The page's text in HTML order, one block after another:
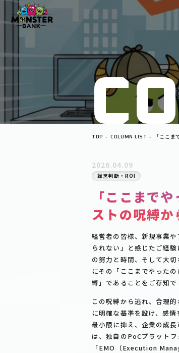
C
TOP COLUMN LIST
「ここま
2026.04.09
経営判断・ROI
「ここまで
ストの呪縛
経営者の皆様、新規事業
られない」と感じたご経
の努力と時間、そして大
にその「ここまでやった
縛」であることをご存知で
この呪縛から逃れ、合理
に明確な基準を設け、感
最小限に抑え、企業の成
は、独自のPoCプラット
「EMO（Execution